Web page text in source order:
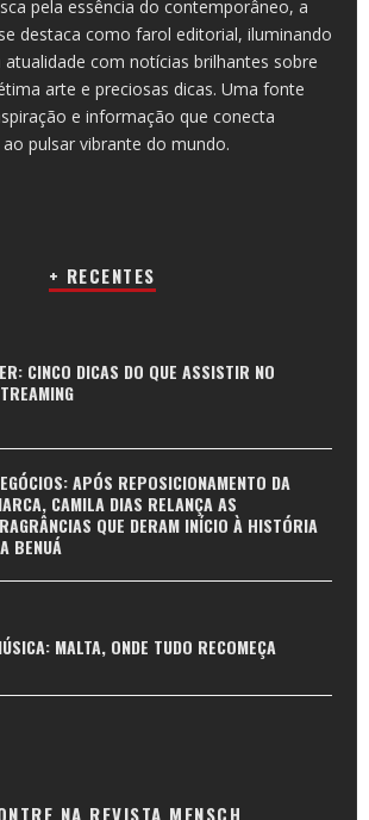
pela essência do contemporâneo, a
destaca como farol editorial, iluminando
com notícias brilhantes sobre
arte e preciosas dicas. Uma fonte
e informação que conecta
pulsar vibrante do mundo.
+ RECENTES
CINCO DICAS DO QUE ASSISTIR NO
APÓS REPOSICIONAMENTO DA
CAMILA DIAS RELANÇA AS
QUE DERAM INÍCIO À HISTÓRIA
BENUÁ
MALTA, ONDE TUDO RECOMEÇA
NA REVISTA MENSCH